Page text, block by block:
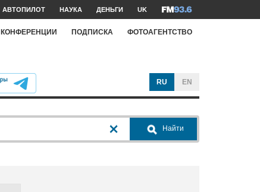
АВТОПИЛОТ НАУКА ДЕНЬГИ UK
КОНФЕРЕНЦИИ ПОДПИСКА ФОТОАГЕНТСТВО
RU EN
Найти